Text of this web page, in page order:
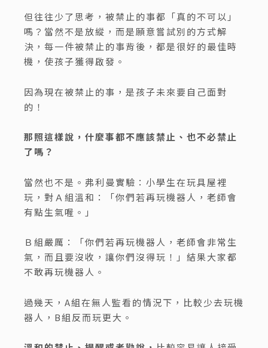
但往往少了思考，被禁止的事都「真的不可以」
嗎？當然不是放縱，而是願意嘗試別的方式解
決，每一件被禁止的事背後，都是很好的最佳時
機，使孩子獲得啟發。
因為現在被禁止的事，是孩子未來要自己面對
的！
那照這樣說，什麼事都不應該禁止、也不必禁止
了嗎？
當然也不是。弗利曼實驗：小學生在玩具屋裡
玩，對Ａ組溫和：「你們若再玩機器人，老師會
有點生氣喔。」
Ｂ組嚴厲：「你們若再玩機器人，老師會非常生
氣，而且要沒收，讓你們沒得玩！」結果大家都
不敢再玩機器人。
過幾天，A組在無人監看的情況下，比較少去玩機
器人，B組反而玩更大。